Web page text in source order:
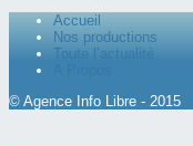
Accueil
Nos productions
Toute l’actualité
© Agence Info Libre - 2015